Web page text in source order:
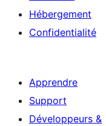
Hébergement
Confidentialité
Apprendre
Support
Développeurs &